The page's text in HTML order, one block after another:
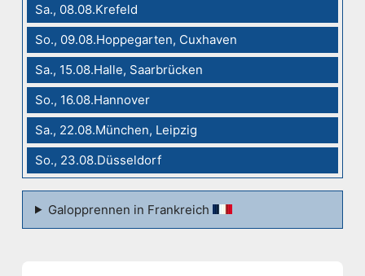
Sa., 08.08.Krefeld
So., 09.08.Hoppegarten, Cuxhaven
Sa., 15.08.Halle, Saarbrücken
So., 16.08.Hannover
Sa., 22.08.München, Leipzig
So., 23.08.Düsseldorf
Galopprennen in Frankreich